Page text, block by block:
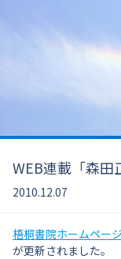
WEB連載「森田
2010.12.07
梧桐書院ホームページ
が更新されました。